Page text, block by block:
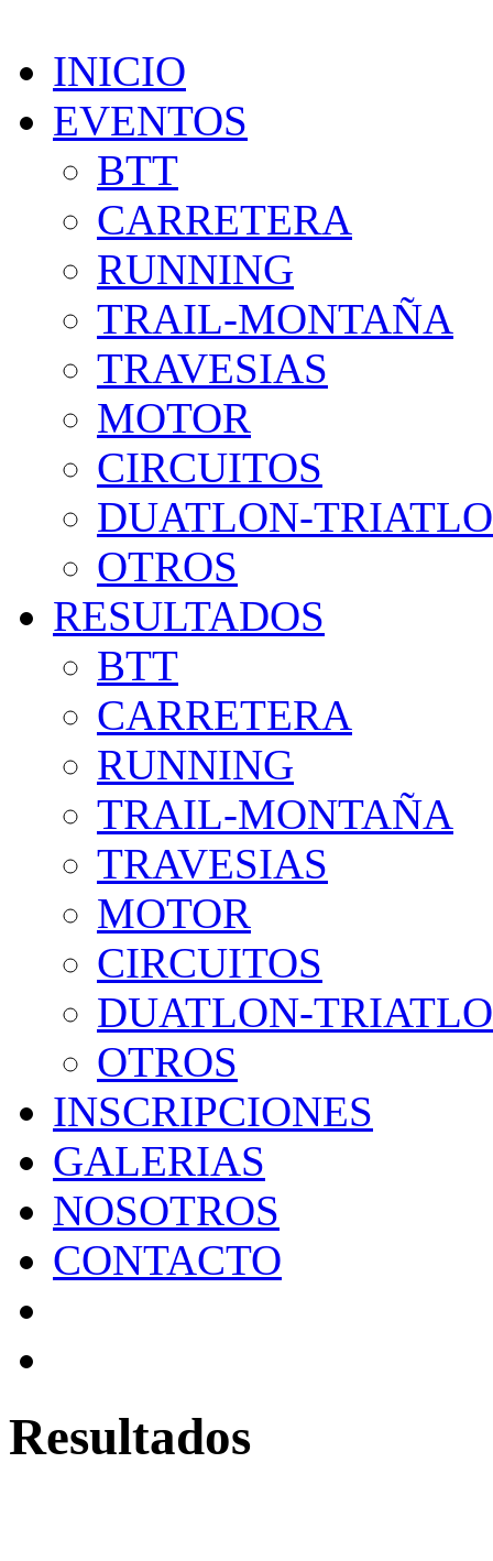
INICIO
EVENTOS
BTT
CARRETERA
RUNNING
TRAIL-MONTAÑA
TRAVESIAS
MOTOR
CIRCUITOS
DUATLON-
OTROS
RESULTADOS
BTT
CARRETERA
RUNNING
TRAIL-MONTAÑA
TRAVESIAS
MOTOR
CIRCUITOS
DUATLON-
OTROS
INSCRIPCIONES
GALERIAS
NOSOTROS
CONTACTO
Resultados